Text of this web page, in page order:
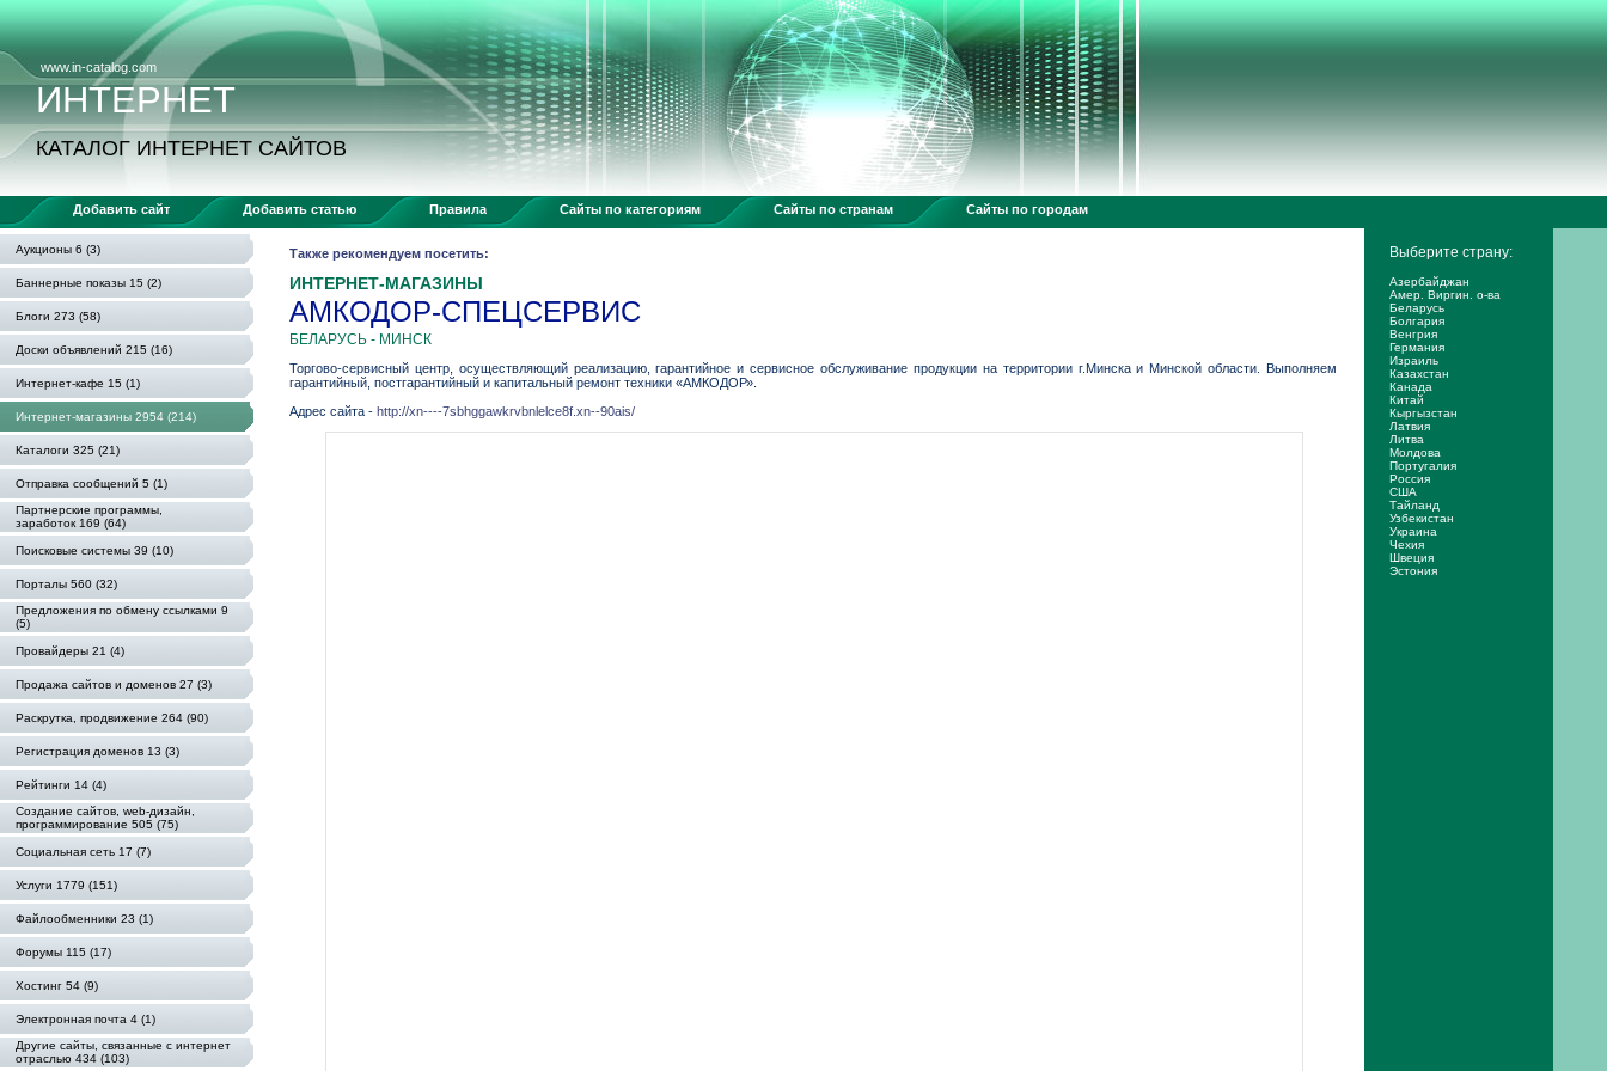
www.in-catalog.com
ИНТЕРНЕТ
КАТАЛОГ ИНТЕРНЕТ САЙТОВ
Добавить сайт Добавить статью Правила Сайты по категориям Сайты по странам Сайты по городам
Аукционы 6 (3)
Баннерные показы 15 (2)
Блоги 273 (58)
Доски объявлений 215 (16)
Интернет-кафе 15 (1)
Интернет-магазины 2954 (214)
Каталоги 325 (21)
Отправка сообщений 5 (1)
Партнерские программы,
заработок 169 (64)
Поисковые системы 39 (10)
Порталы 560 (32)
Предложения по обмену ссылками 9
(5)
Провайдеры 21 (4)
Продажа сайтов и доменов 27 (3)
Раскрутка, продвижение 264 (90)
Регистрация доменов 13 (3)
Рейтинги 14 (4)
Создание сайтов, web-дизайн,
программирование 505 (75)
Социальная сеть 17 (7)
Услуги 1779 (151)
Файлообменники 23 (1)
Форумы 115 (17)
Хостинг 54 (9)
Электронная почта 4 (1)
Другие сайты, связанные с интернет
отраслью 434 (103)
Также рекомендуем посетить:
ИНТЕРНЕТ-МАГАЗИНЫ
АМКОДОР-СПЕЦСЕРВИС
БЕЛАРУСЬ - МИНСК
Торгово-сервисный центр, осуществляющий реализацию, гарантийное и сервисное обслуживание продукции на территории г.Минска и Минской области. Выполняем
гарантийный, постгарантийный и капитальный ремонт техники «АМКОДОР».
Адрес сайта - http://xn----7sbhggawkrvbnlelce8f.xn--90ais/
Выберите страну:
Азербайджан
Амер. Виргин. о-ва
Беларусь
Болгария
Венгрия
Германия
Израиль
Казахстан
Канада
Китай
Кыргызстан
Латвия
Литва
Молдова
Португалия
Россия
США
Тайланд
Узбекистан
Украина
Чехия
Швеция
Эстония